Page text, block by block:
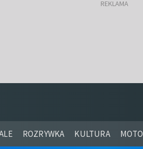
ROZRYWKA KULTURA MOTO